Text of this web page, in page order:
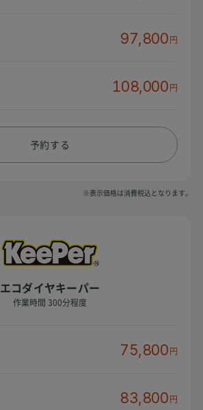
97,800円
108,000円
予約する
※表示価格は消費税込となります。
エコダイヤキーパー
作業時間 300分程度
75,800円
83,800円